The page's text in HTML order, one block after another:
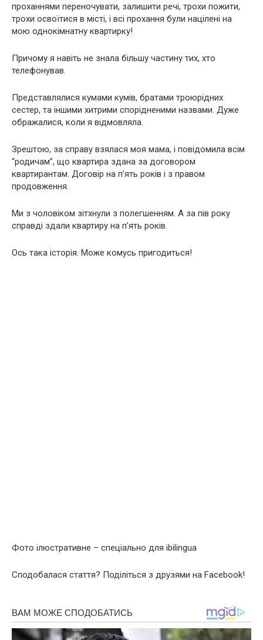
проханнями переночувати, залишити речі, трохи пожити,
трохи освоїтися в місті, і всі прохання були націлені на
мою однокімнатну квартирку!
Причому я навіть не знала більшу частину тих, хто
телефонував.
Представлялися кумами кумів, братами троюрідних
сестер, та іншими хитрими спорідненими назвами. Дуже
ображалися, коли я відмовляла.
Зрештою, за справу взялася моя мама, і повідомила всім
“родичам”, що квартира здана за договором
квартирантам. Договір на п’ять років і з правом
продовження.
Ми з чоловіком зітхнули з полегшенням. А за пів року
справді здали квартиру на п’ять років.
Ось така історія. Може комусь пригодиться!
Фото ілюстративне – спеціально для ibilingua
Сподобалася стаття? Поділіться з друзями на Facebook!